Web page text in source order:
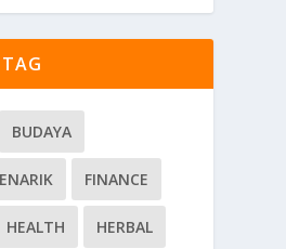
BUDAYA
FINANCE
HEALTH HERBAL